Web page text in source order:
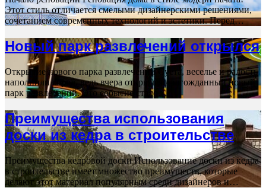
Этот стиль отличается смелыми дизайнерскими решениями,
сочетанием современных технологий и эстетики. Перед…
Новый парк развлечений открылся
Открытие нового парка развлечений Суета, веселье и радость
наполнили город, ведь вчера открылся долгожданный новый
парк развлечений. Это событие стало…
Преимущества использования
доски из кедра в строительстве
Преимущества кедровой доски Использование доски из кедра
в строительстве имеет множество преимуществ, которые
делают этот материал популярным среди дизайнеров и…